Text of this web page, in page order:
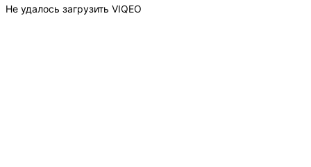
Не удалось загрузить VIQEO